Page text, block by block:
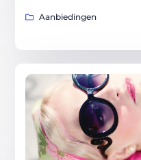
Aanbiedingen